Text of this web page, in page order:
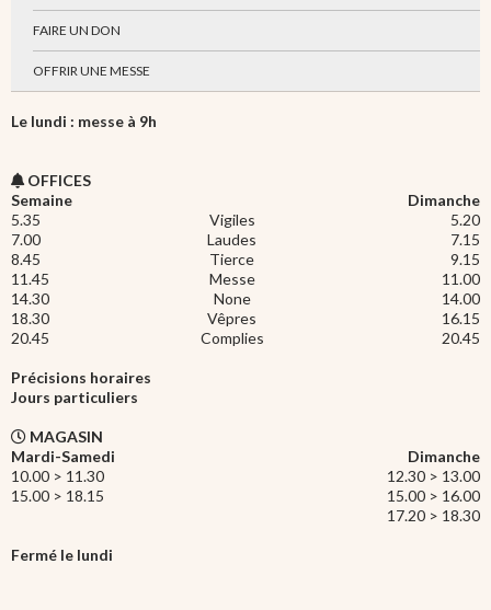
FAIRE UN DON
OFFRIR UNE MESSE
Le lundi : messe à 9h
OFFICES
Semaine
Dimanche
5.35
Vigiles
5.20
7.00
Laudes
7.15
8.45
Tierce
9.15
11.45
Messe
11.00
14.30
None
14.00
18.30
Vêpres
16.15
20.45
Complies 20.45
Précisions horaires
Jours particuliers
MAGASIN
Mardi-Samedi
Dimanche
10.00 > 11.30
12.30 > 13.00
15.00 > 18.15
15.00 > 16.00
17.20 > 18.30
Fermé le lundi